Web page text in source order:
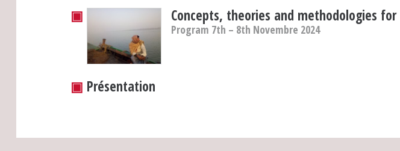
▣ Concepts, theories and methodologies
Program 7th – 8th Novembre 2024
▣ Présentation